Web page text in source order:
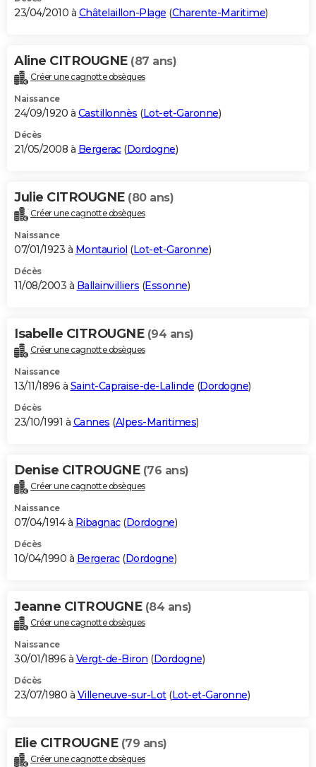
23/04/2010 à Châtelaillon-Plage (Charente-Maritime)
Aline CITROUGNE (87 ans)
Créer une cagnotte obsèques
Naissance
24/09/1920 à Castillonnès (Lot-et-Garonne)
Décès
21/05/2008 à Bergerac(Dordogne)
Julie CITROUGNE (80 ans)
Créer une cagnotte obsèques
Naissance
07/01/1923 à Montauriol (Lot-et-Garonne)
Décès
11/08/2003 à Ballainvilliers (Essonne)
Isabelle CITROUGNE (94 ans)
Créer une cagnotte obsèques
Naissance
13/11/1896 à Saint-Capraise-de-Lalinde (Dordogne)
Décès
23/10/1991 à Cannes (Alpes-Maritimes)
Denise CITROUGNE (76 ans)
Créer une cagnotte obsèques
Naissance
07/04/1914 à Ribagnac(Dordogne)
Décès
10/04/1990 à Bergerac(Dordogne)
Jeanne CITROUGNE (84 ans)
Créer une cagnotte obsèques
Naissance
30/01/1896 à Vergt-de-Biron (Dordogne)
Décès
23/07/1980 à Villeneuve-sur-Lot(Lot-et-Garonne)
Elie CITROUGNE (79 ans)
Créer une cagnotte obsèques